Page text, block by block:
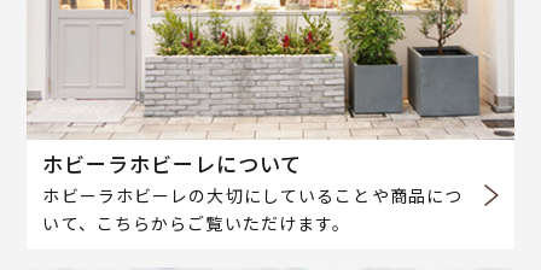
ホビーラホビーレについて
ホビーラホビーレの大切にしていることや商品につ
いて、こちらからご覧いただけます。